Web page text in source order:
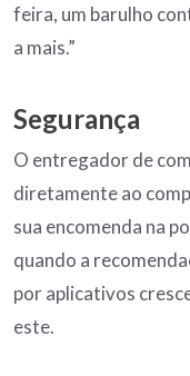
feira, um barulho
a mais.”
Segurança
O entregador de
diretamente ao
sua encomenda na
quando a
por aplicativos
este.